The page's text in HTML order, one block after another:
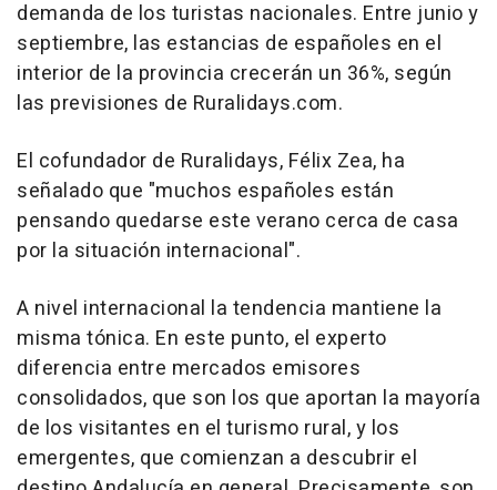
demanda de los turistas nacionales. Entre junio y
septiembre, las estancias de españoles en el
interior de la provincia crecerán un 36%, según
las previsiones de Ruralidays.com.
El cofundador de Ruralidays, Félix Zea, ha
señalado que "muchos españoles están
pensando quedarse este verano cerca de casa
por la situación internacional".
A nivel internacional la tendencia mantiene la
misma tónica. En este punto, el experto
diferencia entre mercados emisores
consolidados, que son los que aportan la mayoría
de los visitantes en el turismo rural, y los
emergentes, que comienzan a descubrir el